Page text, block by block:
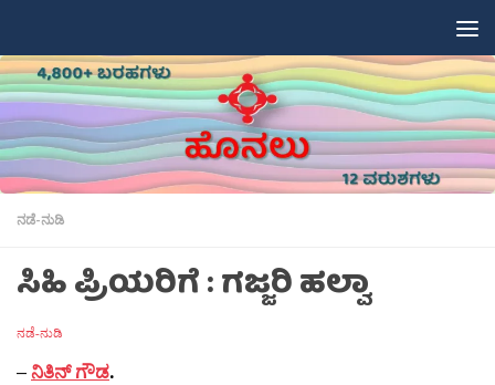
ನಡೆ-ನುಡಿ
ಸಿಹಿ ಪ್ರಿಯರಿಗೆ : ಗಜ್ಜರಿ ಹಲ್ವಾ
ನಡೆ-ನುಡಿ
–ನಿತಿನ್ ಗೌಡ.